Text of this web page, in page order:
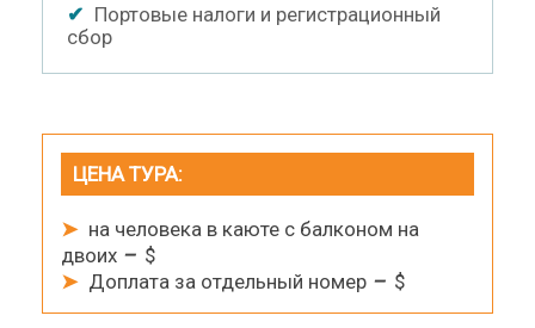
✔ Портовые налоги и регистрационный
сбор
ЦЕНА ТУРА:
➤на человека в каюте с балконом на
двоих – $
➤Доплата за отдельный номер – $